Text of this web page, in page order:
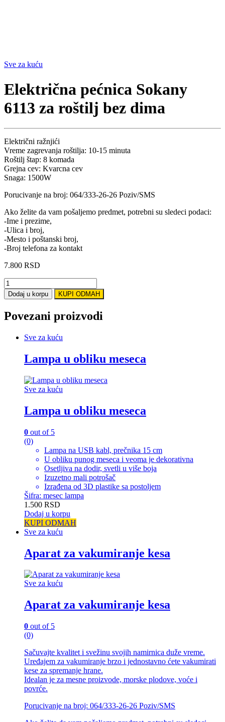
Sve za kuću
Električna pećnica Sokany
6113 za roštilj bez dima
Električni ražnjići
Vreme zagrevanja roštilja: 10-15 minuta
Roštilj štap: 8 komada
Grejna cev: Kvarcna cev
Snaga: 1500W
Porucivanje na broj: 064/333-26-26 Poziv/SMS
Ako želite da vam pošaljemo predmet, potrebni su sledeci podaci:
-Ime i prezime,
-Ulica i broj,
-Mesto i poštanski broj,
-Broj telefona za kontakt
7.800 RSD
Električna
pećnica
Sokany
za
quantity
Dodaj u korpu KUPI ODMAH
Povezani proizvodi
Sve za kuću
Lampa u obliku meseca
Sve za kuću
Lampa u obliku meseca
0 out of 5
(0)
Lampa na USB kabl, prečnika 15 cm
U obliku punog meseca i veoma je dekorativna
Osetljiva na dodir, svetli u više boja
Izuzetno mali potrošač
Izrađena od 3D plastike sa postoljem
Šifra: mesec lampa
1.500 RSD
Dodaj u korpu
KUPI ODMAH
Sve za kuću
Aparat za vakumiranje kesa
Sve za kuću
Aparat za vakumiranje kesa
0 out of 5
(0)
Sačuvajte kvalitet i svežinu svojih namirnica duže vreme.
Uređajem za vakumiranje brzo i jednostavno ćete vakumirati
kese za spremanje hrane.
Idealan je za mesne proizvode, morske plodove, voće i
povrće.
Porucivanje na broj: 064/333-26-26 Poziv/SMS